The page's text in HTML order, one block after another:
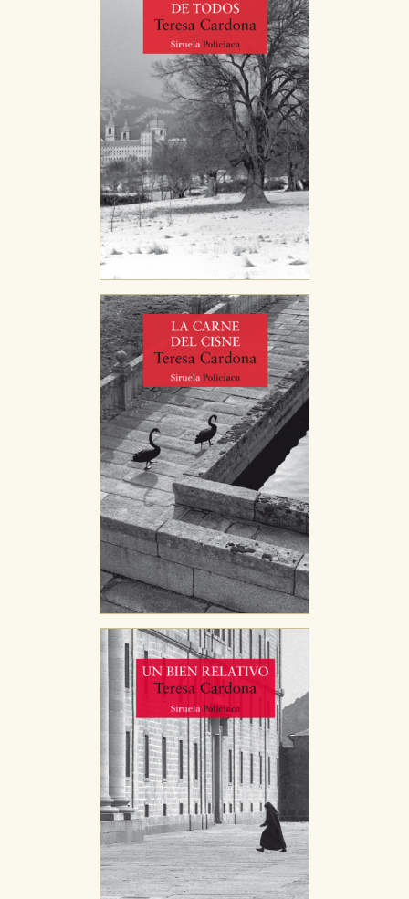
Estas cookies son necesarias para que nuestro sitio
web funcione y no es posible deshabilitarlas desde
nuestro sistema. Es posible hacerlo desde el
navegador, pero en ese caso es posible que algunas
áreas de nuestra web dejen de funcionar
correctamente.
Cookies de rendimiento y analíticas
Estas cookies se utilizan para mejorar su experiencia
de navegación y optimizar el funcionamiento de
nuestro sitio web. Almacenan configuraciones de
servicios para que no tenga que reconfigurarlos cada
vez que nos visita. La información es agregada y, por lo
tanto, es anónima.
Cookies de publicidad y redes sociales
Estas cookies son gestionadas por nuestros socios
publicitarios y se utilizan para mostrar publicidad
almacenan directamente información personal sino
que se basan en la identificación única de su
navegador y dispositivo de internet.
GUARDAR CONFIGURACIÓN
Puede consultar nuestrapolítica de cookies